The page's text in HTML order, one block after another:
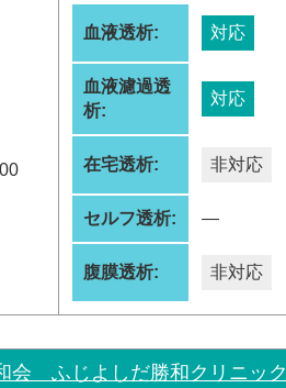
血液透析: 対応
血液濾過透
析:
対応
在宅透析: 非対応
セルフ透析: ―
腹膜透析: 非対応
会 ふじよしだ勝和クリニック